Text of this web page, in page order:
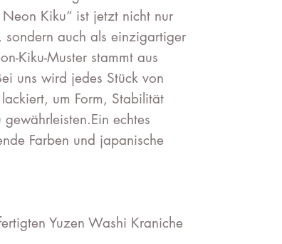
Kiku“ ist jetzt nicht nur
auch als einzigartiger
Kiku-Muster stammt aus
uns wird jedes Stück von
um Form, Stabilität
echtes
Farben und japanische
Yuzen Washi Kraniche